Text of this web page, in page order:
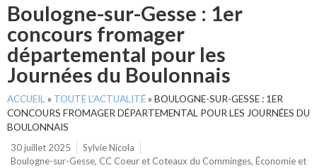
Boulogne-sur-Gesse : 1er
concours fromager
départemental pour les
Journées du Boulonnais
ACCUEIL » TOUTE L’ACTUALITÉ» BOULOGNE-SUR-GESSE : 1ER
CONCOURS FROMAGER DÉPARTEMENTAL POUR LES JOURNÉES DU
BOULONNAIS
30 juillet 2025
Sylvie Nicola
Boulogne-sur-Gesse, CC Coeur et Coteaux du Comminges, Économie et